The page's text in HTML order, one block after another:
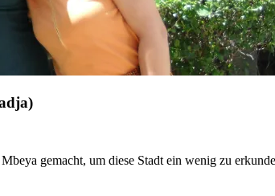
gemacht, um diese Stadt ein wenig zu